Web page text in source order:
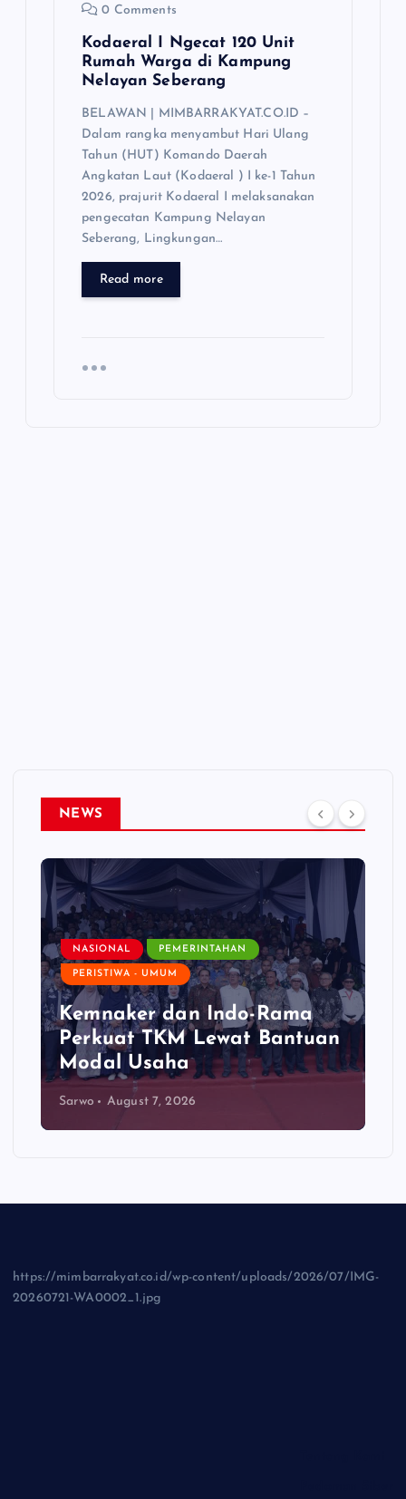
0 Comments
Kodaeral I Ngecat 120 Unit
Rumah Warga di Kampung
Nelayan Seberang
BELAWAN | MIMBARRAKYAT.CO.ID –
Dalam rangka menyambut Hari Ulang
Tahun (HUT) Komando Daerah
Angkatan Laut (Kodaeral ) I ke-1 Tahun
2026, prajurit Kodaeral I melaksanakan
pengecatan Kampung Nelayan
Seberang, Lingkungan…
Read more
NEWS
NASIONAL PEMERINTAHAN
PERISTIWA - UMUM
Kemnaker dan Indo-Rama
Perkuat TKM Lewat Bantuan
Modal Usaha
Sarwo August 7, 2026
https://mimbarrakyat.co.id/wp-content/uploads/2026/07/IMG-
20260721-WA0002_1.jpg